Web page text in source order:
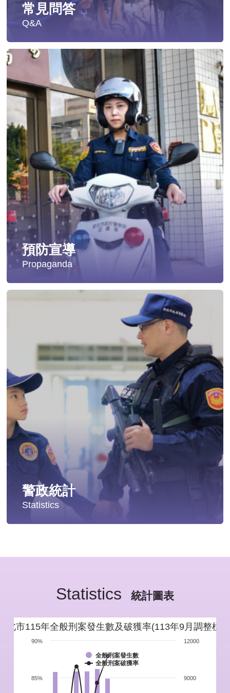
常見問答
Q&A
遭受性侵害時，可向哪些單位求助？
發生性侵害案件後，我可以請社工陪同嗎?
發生性侵害案件後，我需要去驗傷嗎?
遇到性騷擾案件之處理？
當你遭受到家庭暴力時該如何處理？
如何執行家庭暴力加害人訪查、訪查對象及期間為何?
預防宣導
Propaganda
影音專區
交通安全
警政統計
Statistics
新北市重要警政統計指標
警政性別統計
警政統計通報
警政統計懶人包
Statistics 統計圖表
北市115年全般刑案發生數及破獲率(113年9月調整標
全般刑案發生數
全般刑案破獲率
85%
90%
9000
12000